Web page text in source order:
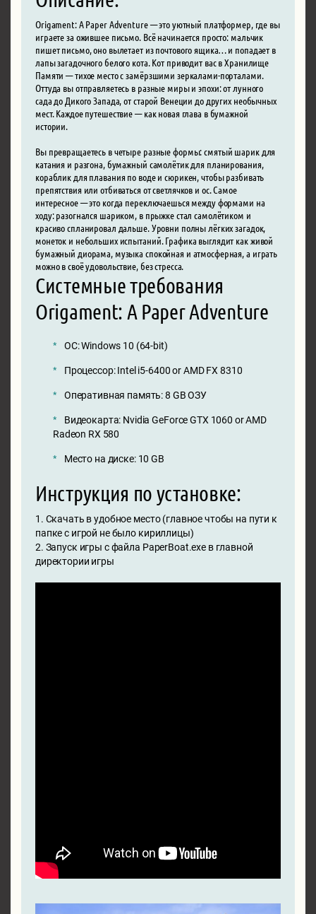
Origament: A Paper Adventure — это уютный платформер, где вы
играете за ожившее письмо. Всё начинается просто: мальчик
пишет письмо, оно вылетает из почтового ящика… и попадает в
лапы загадочного белого кота. Кот приводит вас в Хранилище
Памяти — тихое место с замёрзшими зеркалами-порталами.
Оттуда вы отправляетесь в разные миры и эпохи: от лунного
сада до Дикого Запада, от старой Венеции до других необычных
мест. Каждое путешествие — как новая глава в бумажной
истории.
Вы превращаетесь в четыре разные формы: смятый шарик для
катания и разгона, бумажный самолётик для планирования,
кораблик для плавания по воде и сюрикен, чтобы разбивать
препятствия или отбиваться от светлячков и ос. Самое
интересное — это когда переключаешься между формами на
ходу: разогнался шариком, в прыжке стал самолётиком и
красиво спланировал дальше. Уровни полны лёгких загадок,
монеток и небольших испытаний. Графика выглядит как живой
бумажный диорама, музыка спокойная и атмосферная, а играть
можно в своё удовольствие, без стресса.
Системные требования
Origament: A Paper Adventure
ОС: Windows 10 (64-bit)
Процессор: Intel i5-6400 or AMD FX 8310
Оперативная память: 8 GB ОЗУ
Видеокарта: Nvidia GeForce GTX 1060 or AMD
Radeon RX 580
Место на диске: 10 GB
Инструкция по установке:
1. Скачать в удобное место (главное чтобы на пути к
папке с игрой не было кириллицы)
2. Запуск игры с файла PaperBoat.exe в главной
директории игры